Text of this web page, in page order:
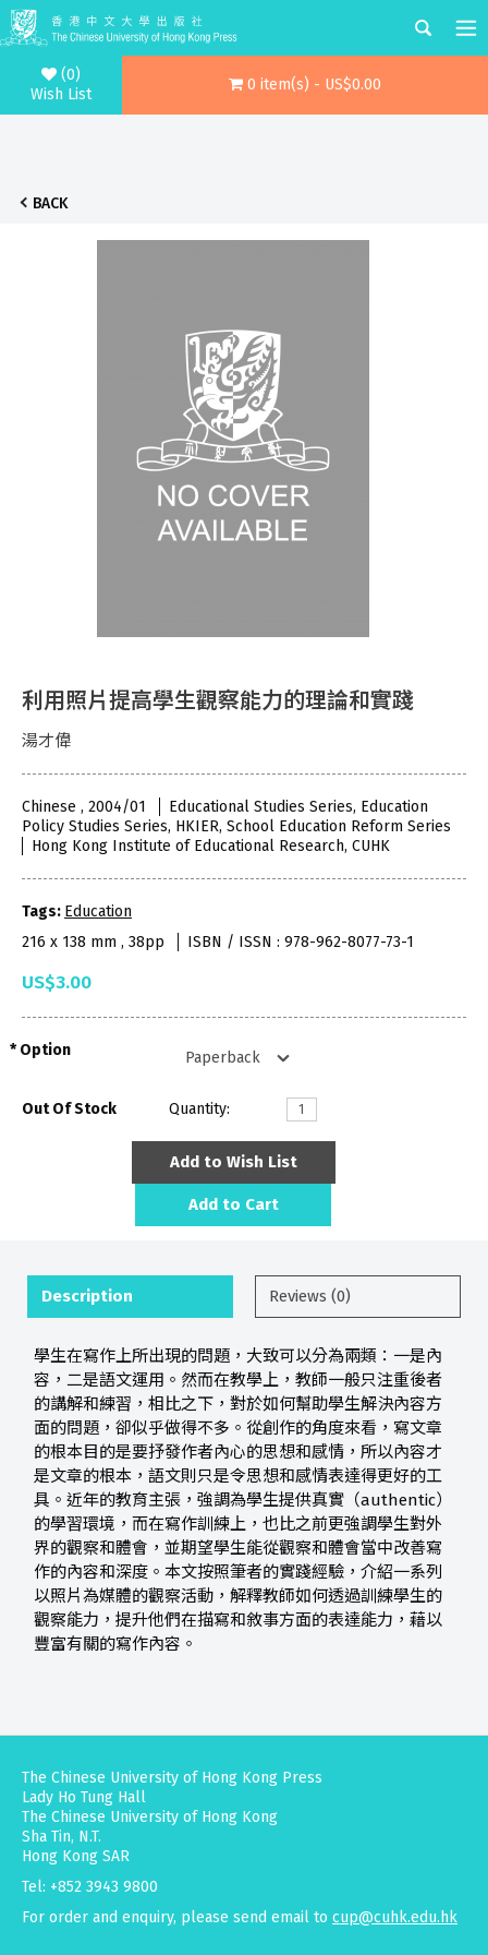
(0)
Wish List
0 item(s) - US$0.00
BACK
利用照片提高學生觀察能力的理論和實踐
湯才偉
Chinese , 2004/01
Educational Studies Series, Education
Policy Studies Series, HKIER, School Education Reform Series
Hong Kong Institute of Educational Research, CUHK
Tags: Education
216 x 138 mm , 38pp
ISBN / ISSN : 978-962-8077-73-1
US$3.00
Option
Out Of Stock Quantity:
Add to Wish List
Add to Cart
Description Reviews (0)
學生在寫作上所出現的問題，大致可以分為兩類：一是內
容，二是語文運用。然而在教學上，教師一般只注重後者
的講解和練習，相比之下，對於如何幫助學生解決內容方
面的問題，卻似乎做得不多。從創作的角度來看，寫文章
的根本目的是要抒發作者內心的思想和感情，所以內容才
是文章的根本，語文則只是令思想和感情表達得更好的工
具。近年的教育主張，強調為學生提供真實（authentic）
的學習環境，而在寫作訓練上，也比之前更強調學生對外
界的觀察和體會，並期望學生能從觀察和體會當中改善寫
作的內容和深度。本文按照筆者的實踐經驗，介紹一系列
以照片為媒體的觀察活動，解釋教師如何透過訓練學生的
觀察能力，提升他們在描寫和敘事方面的表達能力，藉以
豐富有關的寫作內容。
The Chinese University of Hong Kong Press
Lady Ho Tung Hall
The Chinese University of Hong Kong
Sha Tin, N.T.
Hong Kong SAR
Tel: +852 3943 9800
For order and enquiry, please send email to cup@cuhk.edu.hk